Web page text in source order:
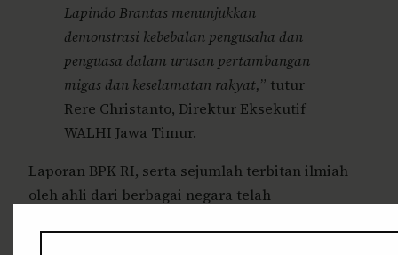
Lapindo Brantas menunjukkan
demonstrasi kebebalan pengusaha dan
penguasa dalam urusan pertambangan
migas dan keselamatan rakyat,” tutur
Rere Christanto, Direktur Eksekutif
WALHI Jawa Timur.
Laporan BPK RI, serta sejumlah terbitan ilmiah
oleh ahli dari berbagai negara telah